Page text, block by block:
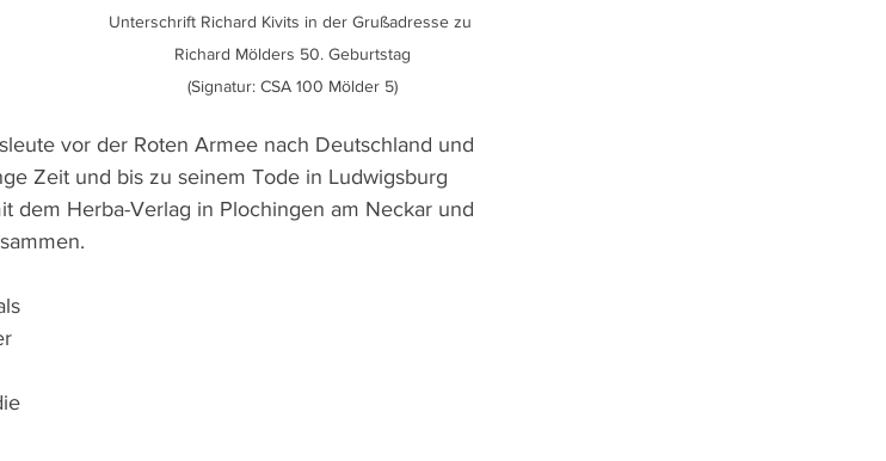
Unterschrift Richard Kivits in der Grußadresse zu
Richard Mölders 50. Geburtstag
(Signatur: CSA 100 Mölder 5)
vor der Roten Armee nach Deutschland und
Zeit und bis zu seinem Tode in Ludwigsburg
dem Herba-Verlag in Plochingen am Neckar und